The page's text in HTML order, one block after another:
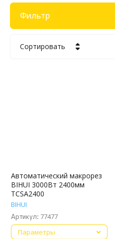
Фильтр
Сортировать
Автоматический макрорез
BIHUI 3000Вт 2400мм
TCSA2400
BIHUI
Артикул: 77477
Параметры